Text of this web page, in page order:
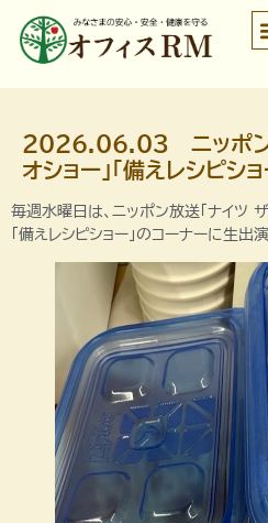
2026.06.03 ニッポン放
オショー」「備えレシピショ
毎週水曜日は、ニッポン放送「ナイツ ザ
「備えレシピショー」のコーナーに生出